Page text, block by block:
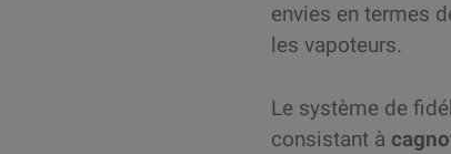
envies en termes
les vapoteurs.
Le système de
consistant à